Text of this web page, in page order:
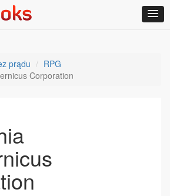
prądu
RPG
Corporation